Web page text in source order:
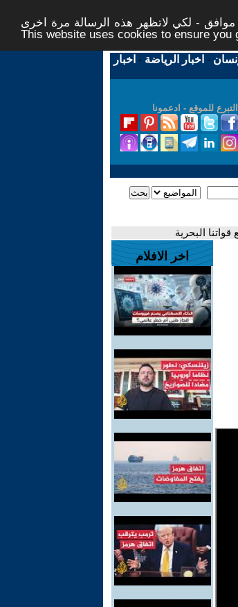
- لكي لاتظهر هذه الرسالة مرة اخرى -
This website uses cookies to ensure you
- اخبار الرياضة - اخبار
التبرع للموقع - ادعمونا
البحرية
اخر الافلام